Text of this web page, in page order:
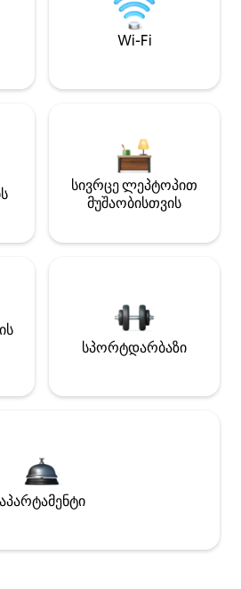
Wi-Fi
სივრცე ლეპტოპით
მუშაობისთვის
სპორტდარბაზი
აპარტამენტი